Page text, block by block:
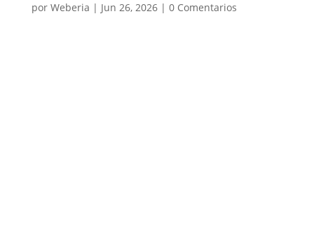
por Weberia | Jun 26, 2026| 0 Comentarios